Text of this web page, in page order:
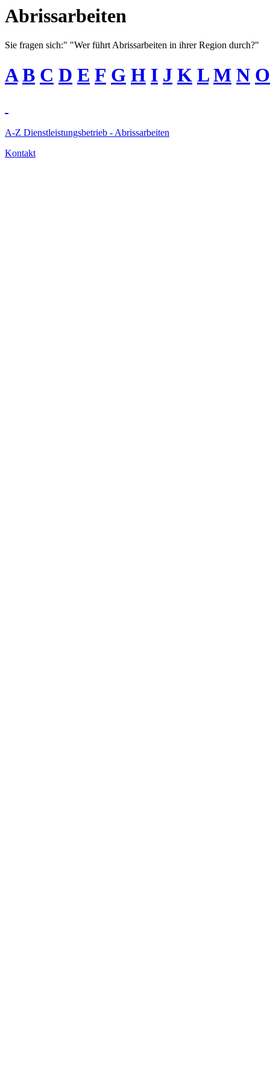
Abrissarbeiten
Sie fragen sich:" "Wer führt Abrissarbeiten in ihrer Region durch?"
A B C D E F G H I J K L M N O
A-Z Dienstleistungsbetrieb - Abrissarbeiten
Kontakt